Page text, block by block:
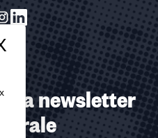
Masquer le
la newsletter